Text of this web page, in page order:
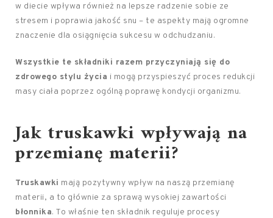
w diecie wpływa również na lepsze radzenie sobie ze
stresem i poprawia jakość snu – te aspekty mają ogromne
znaczenie dla osiągnięcia sukcesu w odchudzaniu.
Wszystkie te składniki razem przyczyniają się do
zdrowego stylu życia i mogą przyspieszyć proces redukcji
masy ciała poprzez ogólną poprawę kondycji organizmu.
Jak truskawki wpływają na
przemianę materii?
Truskawki mają pozytywny wpływ na naszą przemianę
materii, a to głównie za sprawą wysokiej zawartości
błonnika. To właśnie ten składnik reguluje procesy